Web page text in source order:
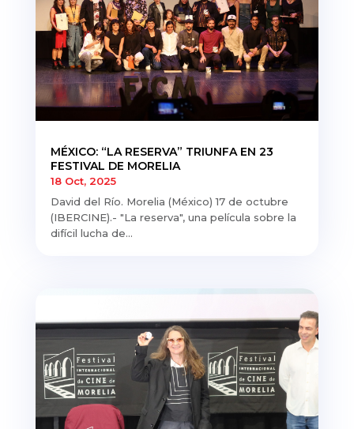
MÉXICO: “LA RESERVA” TRIUNFA EN 23
FESTIVAL DE MORELIA
18 Oct, 2025
David del Río. Morelia (México) 17 de octubre
(IBERCINE).- "La reserva", una película sobre la
difícil lucha de...